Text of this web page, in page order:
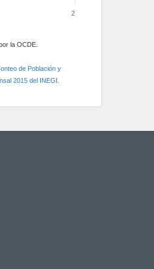
2
la OCDE.
de Población y
2015 del INEGI.